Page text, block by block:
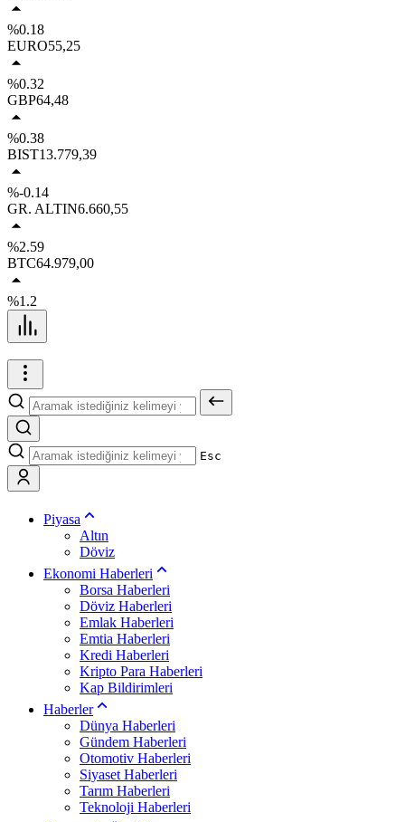
%0.18
EURO55,25
%0.32
GBP64,48
%0.38
BIST13.779,39
%-0.14
GR. ALTIN6.660,55
%2.59
BTC64.979,00
%1.2
Esc
Piyasa
Altın
Döviz
Ekonomi Haberleri
Borsa Haberleri
Döviz Haberleri
Emlak Haberleri
Emtia Haberleri
Kredi Haberleri
Kripto Para Haberleri
Kap Bildirimleri
Haberler
Dünya Haberleri
Gündem Haberleri
Otomotiv Haberleri
Siyaset Haberleri
Tarım Haberleri
Teknoloji Haberleri